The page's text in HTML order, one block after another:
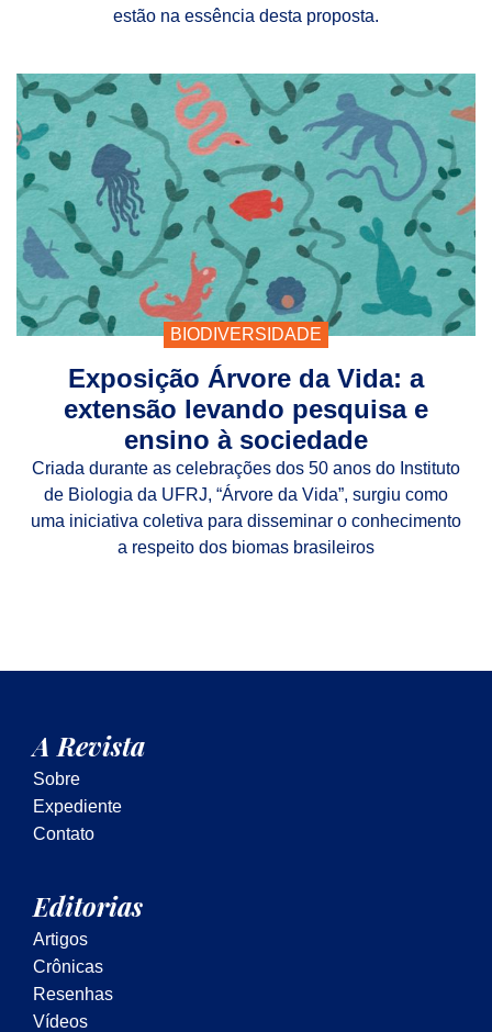
estão na essência desta proposta.
BIODIVERSIDADE
Exposição Árvore da Vida: a
extensão levando pesquisa e
ensino à sociedade
Criada durante as celebrações dos 50 anos do Instituto
de Biologia da UFRJ, “Árvore da Vida”, surgiu como
uma iniciativa coletiva para disseminar o conhecimento
a respeito dos biomas brasileiros
A Revista
Sobre
Expediente
Contato
Editorias
Artigos
Crônicas
Resenhas
Vídeos